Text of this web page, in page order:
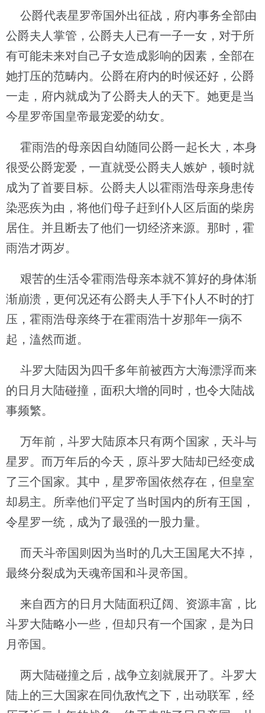
公爵代表星罗帝国外出征战，府内事务全部由
公爵夫人掌管，公爵夫人已有一子一女，对于所
有可能未来对自己子女造成影响的因素，全部在
她打压的范畴内。公爵在府内的时候还好，公爵
一走，府内就成为了公爵夫人的天下。她更是当
今星罗帝国皇帝最宠爱的幼女。
霍雨浩的母亲因自幼随同公爵一起长大，本身
很受公爵宠爱，一直就受公爵夫人嫉妒，顿时就
成为了首要目标。公爵夫人以霍雨浩母亲身患传
染恶疾为由，将他们母子赶到仆人区后面的柴房
居住。并且断去了他们一切经济来源。那时，霍
雨浩才两岁。
艰苦的生活令霍雨浩母亲本就不算好的身体渐
渐崩溃，更何况还有公爵夫人手下仆人不时的打
压，霍雨浩母亲终于在霍雨浩十岁那年一病不
起，溘然而逝。
斗罗大陆因为四千多年前被西方大海漂浮而来
的日月大陆碰撞，面积大增的同时，也令大陆战
事频繁。
万年前，斗罗大陆原本只有两个国家，天斗与
星罗。而万年后的今天，原斗罗大陆却已经变成
了三个国家。其中，星罗帝国依然存在，但皇室
却易主。所幸他们平定了当时国内的所有王国，
令星罗一统，成为了最强的一股力量。
而天斗帝国则因为当时的几大王国尾大不掉，
最终分裂成为天魂帝国和斗灵帝国。
来自西方的日月大陆面积辽阔、资源丰富，比
斗罗大陆略小一些，但却只有一个国家，是为日
月帝国。
两大陆碰撞之后，战争立刻就展开了。斗罗大
陆上的三大国家在同仇敌忾之下，出动联军，经